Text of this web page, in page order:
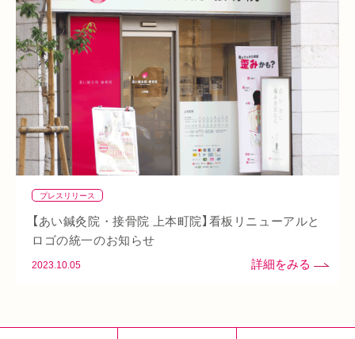
阪急桂駅 天満橋 天王寺 頸椎椎間板ヘルニア
整骨院 好転反応 脱水症状 反り腰 湿気
なんばウォーク イオンタウン小阪 今里 クリスタ長堀
八戸ノ里駅 呼吸 玉造 春バテ
プレスリリース
【あい鍼灸院・接骨院 上本町院】看板リニューアルと
ロゴの統一のお知らせ
2023.10.05